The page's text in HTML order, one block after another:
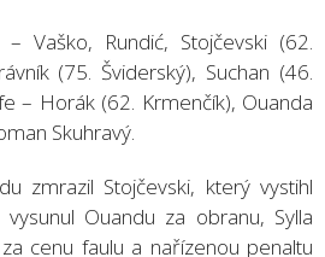
– Vaško, Rundić, Stojčevski (62.
(75. Šviderský), Suchan (46.
– Horák (62. Krmenčík), Ouanda
Skuhravý.
zmrazil Stojčevski, který vystihl
Ouandu za obranu, Sylla
cenu faulu a nařízenou penaltu